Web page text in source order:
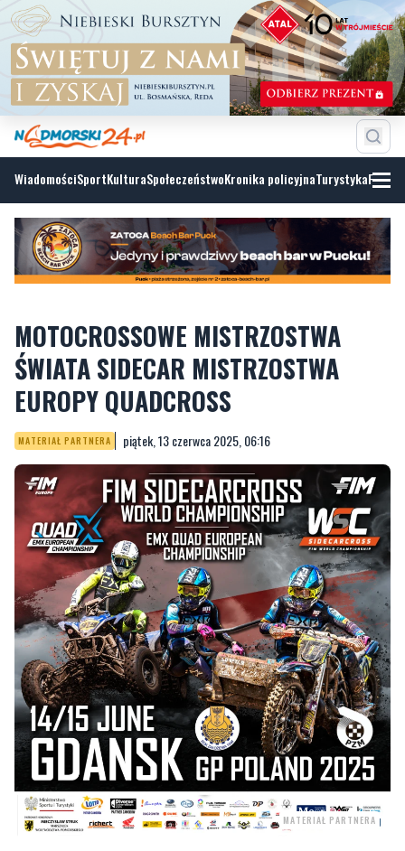
WiadomościSportKulturaSpołeczeństwoKronika policyjnaTurystyka
MOTOCROSSOWE MISTRZOSTWA
ŚWIATA SIDECAR MISTRZOSTWA
EUROPY QUADCROSS
MATERIAŁ PARTNERA piątek, 13 czerwca 2025, 06:16
MATERIAŁ PARTNERA